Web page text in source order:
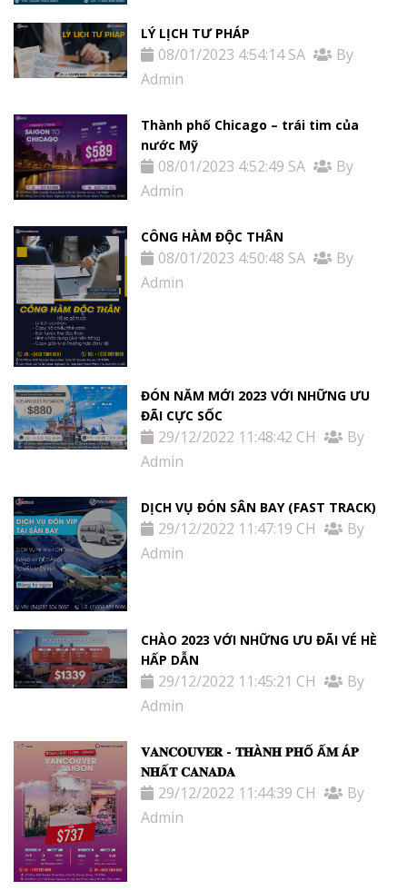
LÝ LỊCH TƯ PHÁP
08/01/2023 4:54:14 SA
By
Admin
Thành phố Chicago – trái tim của
nước Mỹ
08/01/2023 4:52:49 SA
By
Admin
CÔNG HÀM ĐỘC THÂN
08/01/2023 4:50:48 SA
By
Admin
ĐÓN NĂM MỚI 2023 VỚI NHỮNG ƯU
ĐÃI CỰC SỐC
29/12/2022 11:48:42 CH
By
Admin
DỊCH VỤ ĐÓN SÂN BAY (FAST TRACK)
29/12/2022 11:47:19 CH
By
Admin
CHÀO 2023 VỚI NHỮNG ƯU ĐÃI VÉ HÈ
HẤP DẪN
29/12/2022 11:45:21 CH
By
Admin
𝐕𝐀𝐍𝐂𝐎𝐔𝐕𝐄𝐑 - 𝐓𝐇À𝐍𝐇 𝐏𝐇Ố Ấ𝐌 Á𝐏
𝐍𝐇Ấ𝐓 𝐂𝐀𝐍𝐀𝐃𝐀
29/12/2022 11:44:39 CH
By
Admin